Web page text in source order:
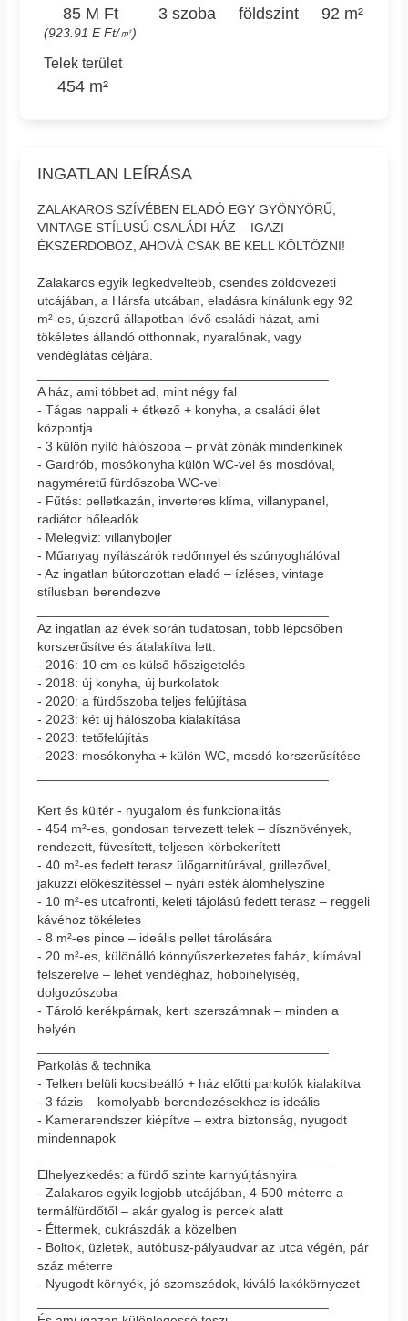
85 M Ft
(923.91 E Ft/㎡)
3 szoba földszint 92 m²
Telek terület
454 m²
INGATLAN LEÍRÁSA
ZALAKAROS SZÍVÉBEN ELADÓ EGY GYÖNYÖRŰ,
VINTAGE STÍLUSÚ CSALÁDI HÁZ – IGAZI
ÉKSZERDOBOZ, AHOVÁ CSAK BE KELL KÖLTÖZNI!
Zalakaros egyik legkedveltebb, csendes zöldövezeti
utcájában, a Hársfa utcában, eladásra kínálunk egy 92
m²-es, újszerű állapotban lévő családi házat, ami
tökéletes állandó otthonnak, nyaralónak, vagy
vendéglátás céljára.
A ház, ami többet ad, mint négy fal
- Tágas nappali + étkező + konyha, a családi élet
központja
- 3 külön nyíló hálószoba – privát zónák mindenkinek
- Gardrób, mosókonyha külön WC-vel és mosdóval,
nagyméretű fürdőszoba WC-vel
- Fűtés: pelletkazán, inverteres klíma, villanypanel,
radiátor hőleadók
- Melegvíz: villanybojler
- Műanyag nyílászárók redőnnyel és szúnyoghálóval
- Az ingatlan bútorozottan eladó – ízléses, vintage
stílusban berendezve
Az ingatlan az évek során tudatosan, több lépcsőben
korszerűsítve és átalakítva lett:
- 2016: 10 cm-es külső hőszigetelés
- 2018: új konyha, új burkolatok
- 2020: a fürdőszoba teljes felújítása
- 2023: két új hálószoba kialakítása
- 2023: tetőfelújítás
- 2023: mosókonyha + külön WC, mosdó korszerűsítése
Kert és kültér - nyugalom és funkcionalitás
- 454 m²-es, gondosan tervezett telek – dísznövények,
rendezett, füvesített, teljesen körbekerített
- 40 m²-es fedett terasz ülőgarnitúrával, grillezővel,
jakuzzi előkészítéssel – nyári esték álomhelyszíne
- 10 m²-es utcafronti, keleti tájolású fedett terasz – reggeli
kávéhoz tökéletes
- 8 m²-es pince – ideális pellet tárolására
- 20 m²-es, különálló könnyűszerkezetes faház, klímával
felszerelve – lehet vendégház, hobbihelyiség,
dolgozószoba
- Tároló kerékpárnak, kerti szerszámnak – minden a
helyén
Parkolás & technika
- Telken belüli kocsibeálló + ház előtti parkolók kialakítva
- 3 fázis – komolyabb berendezésekhez is ideális
- Kamerarendszer kiépítve – extra biztonság, nyugodt
mindennapok
Elhelyezkedés: a fürdő szinte karnyújtásnyira
- Zalakaros egyik legjobb utcájában, 4-500 méterre a
termálfürdőtől – akár gyalog is percek alatt
- Éttermek, cukrászdák a közelben
- Boltok, üzletek, autóbusz-pályaudvar az utca végén, pár
száz méterre
- Nyugodt környék, jó szomszédok, kiváló lakókörnyezet